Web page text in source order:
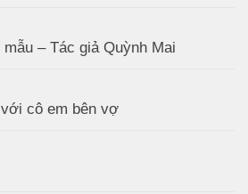
– Tác giả Quỳnh Mai
cô em bên vợ